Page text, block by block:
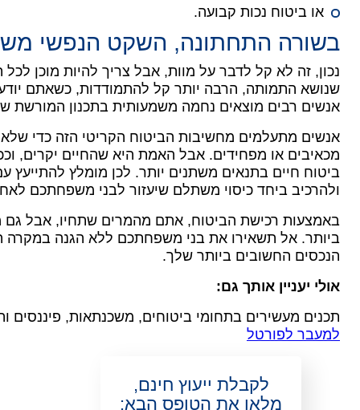
או ביטוח נכות קבועה.
בשורה התחתונה, השקט הנפשי
נכון, זה לא קל לדבר על מוות, אבל צריך להיות מוכן
שנושא התמותה, הרבה יותר קל להתמודדות, כשאתם
אנשים רבים מוצאים נחמה משמעותית בתכנון המורשת
אנשים מתעלמים מחשיבות הביטוח הקריטי הזה כדי
מכאיבים או מפחידים. אבל האמת היא שהחיים יקרים,
ביטוח חיים בתנאים משתנים יותר. לכן מומלץ להתייעץ
ולהרכיב ביחד כיסוי משתלם שיעזור לבני משפחתכם
באמצעות רכישת הביטוח, אתם מהמרים שתחיו, אבל
ביותר. אל תשאירו את בני משפחתכם ללא הגנה במקרה
הנכסים החשובים ביותר שלך.
אולי יעניין אותך גם:
תכנים מעשירים בתחומי ביטוחים, משכנתאות, פיננסים
למעבר לפורטל
לקבלת ייעוץ חינם,
מלאו את הטופס הבא: